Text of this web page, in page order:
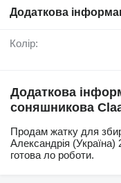
Додаткова
Колір:
Додаткова
соняшникова
Продам жатку для
Александрія (Україна)
готова ло роботи.